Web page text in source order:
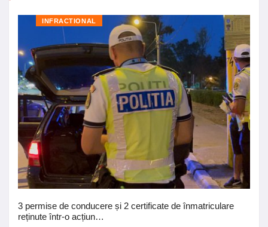
INFRACTIONAL
3 permise de conducere și 2 certificate de înmatriculare
reținute într-o acțiun…